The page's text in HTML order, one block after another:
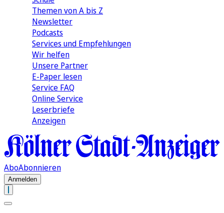
Themen von A bis Z
Newsletter
Podcasts
Services und Empfehlungen
Wir helfen
Unsere Partner
E-Paper lesen
Service FAQ
Online Service
Leserbriefe
Anzeigen
AboAbonnieren
Anmelden